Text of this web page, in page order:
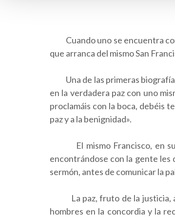
Cuando uno se encuentra con
que arranca del mismo San
Una de las primeras
en la verdadera paz con uno
proclamáis con la boca, debéis
paz y a la benignidad».
El mismo Francisco, en su
encontrándose con la gente les
sermón, antes de comunicar la
La paz, fruto de la justicia,
hombres en la concordia y la